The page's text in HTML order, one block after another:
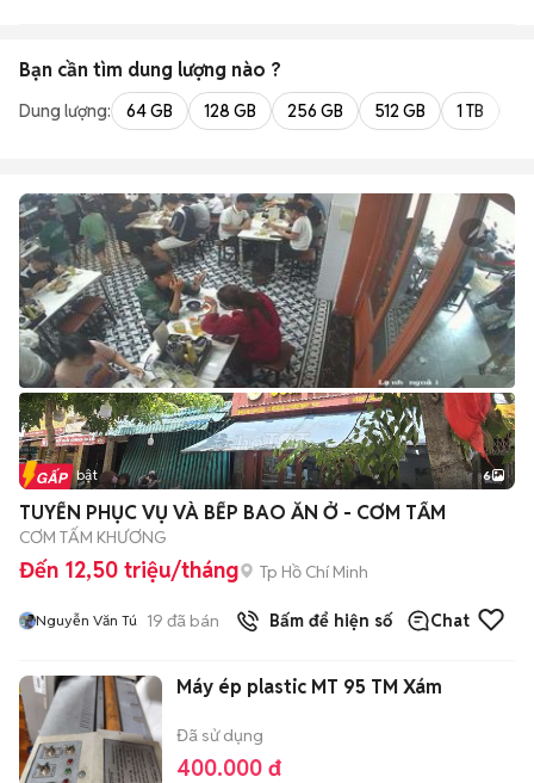
Bạn cần tìm dung lượng nào ?
Dung lượng: 64 GB 128 GB 256 GB 512 GB 1 TB
+2
Tin nổi bật 6
TUYỂN PHỤC VỤ VÀ BẾP BAO ĂN Ở - CƠM TẤM
CƠM TẤM KHƯƠNG
Đến 12,50 triệu/tháng Tp Hồ Chí Minh
Nguyễn Văn Tú 19 đã bán Bấm để hiện số Chat
Máy ép plastic MT 95 TM Xám
Đã sử dụng
400.000 đ